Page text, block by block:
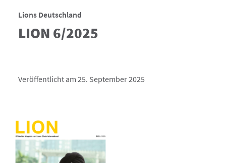
Lions Deutschland
LION 6/2025
Veröffentlicht am 25. September 2025